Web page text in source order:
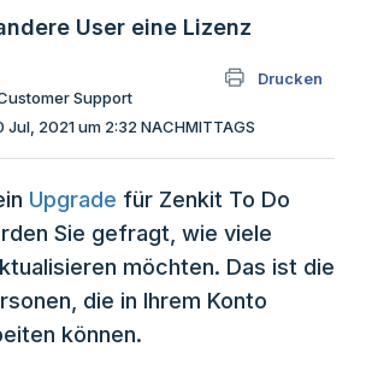
User eine Lizenz
Drucken
Support
2021 um 2:32 NACHMITTAGS
Upgrade für Zenkit To Do
Sie gefragt, wie viele
möchten. Das ist die
die in Ihrem Konto
können.